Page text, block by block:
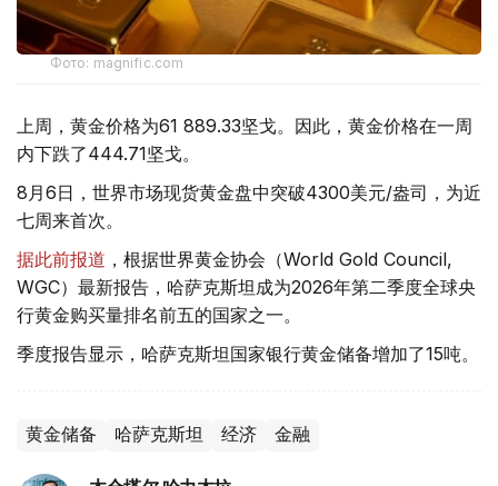
Фото: magnific.com
上周，黄金价格为61 889.33坚戈。因此，黄金价格在一周
内下跌了444.71坚戈。
8月6日，世界市场现货黄金盘中突破4300美元/盎司，为近
七周来首次。
据此前报道 ，根据世界黄金协会（World Gold Council,
WGC）最新报告，哈萨克斯坦成为2026年第二季度全球央
行黄金购买量排名前五的国家之一。
季度报告显示，哈萨克斯坦国家银行黄金储备增加了15吨。
黄金储备 哈萨克斯坦 经济 金融